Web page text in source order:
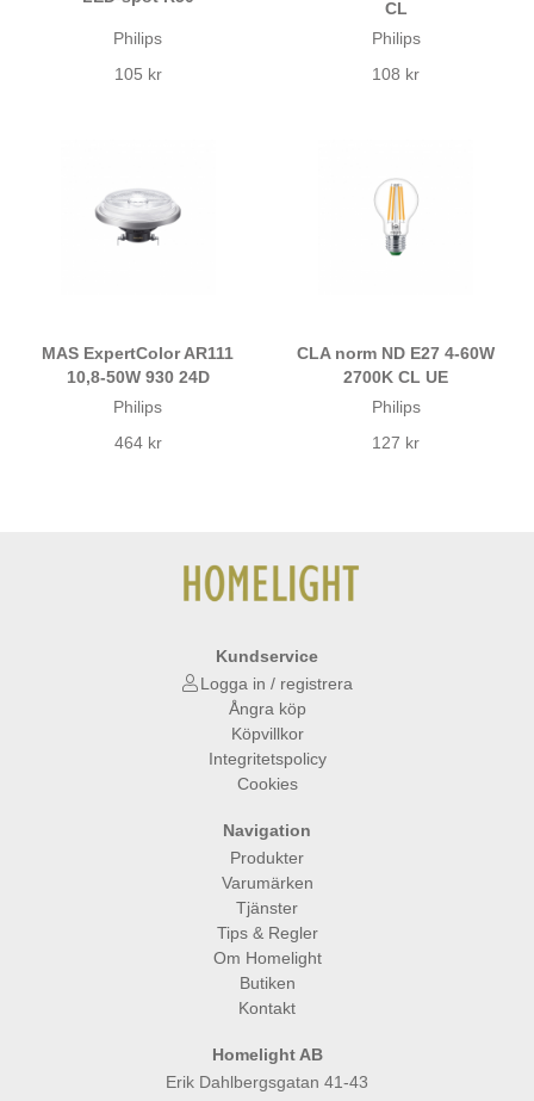
Philips
105 kr
CL
Philips
108 kr
MAS ExpertColor AR111
10,8-50W 930 24D
Philips
464 kr
CLA norm ND E27 4-60W
2700K CL UE
Philips
127 kr
Kundservice
Logga in / registrera
Ångra köp
Köpvillkor
Integritetspolicy
Cookies
Navigation
Produkter
Varumärken
Tjänster
Tips & Regler
Om Homelight
Butiken
Kontakt
Homelight AB
Erik Dahlbergsgatan 41-43